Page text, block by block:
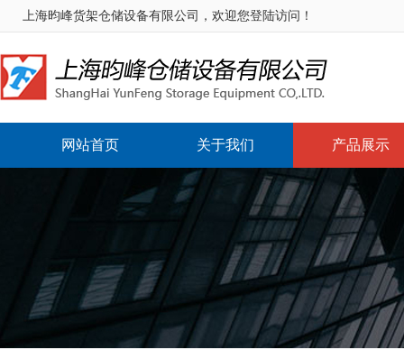
上海昀峰货架仓储设备有限公司，欢迎您登陆访问！
网站首页 关于我们 产品展示